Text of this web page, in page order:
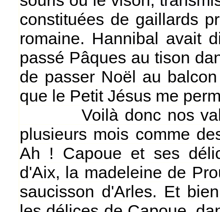
constituées de gaillards
romaine. Hannibal avait
passé Pâques au tison
de passer Noël au
que le Petit Jésus me
Voilà donc nos
plusieurs mois comme
Ah ! Capoue et ses
d'Aix, la madeleine de
saucisson d'Arles. Et